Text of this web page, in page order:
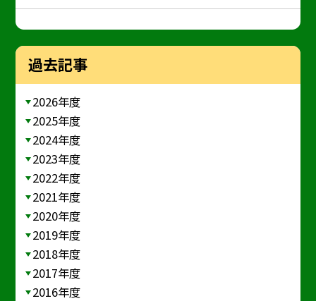
過去記事
2026年度
2025年度
2024年度
2023年度
2022年度
2021年度
2020年度
2019年度
2018年度
2017年度
2016年度